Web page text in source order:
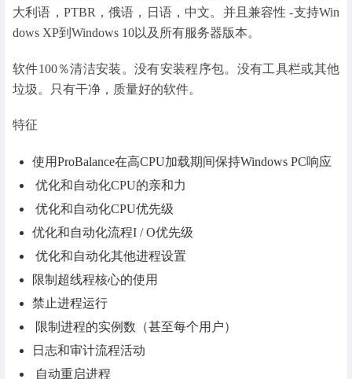
大利语，PTBR，俄语，日语，中文。并且兼容性 -支持Win
dows XP到Windows 10以及所有服务器版本。
软件100％清洁安装。没有安装程序包。没有工具栏或其他
垃圾。只有干净，质量好的软件。
特征
使用ProBalance在高CPU加载期间保持Windows PC响应
优化和自动化CPU的亲和力
优化和自动化CPU优先级
优化和自动化流程I / O优先级
优化和自动化其他进程设置
限制超线程核心的使用
禁止进程运行
限制进程的实例数（甚至每个用户）
日志和审计流程活动
自动重启进程